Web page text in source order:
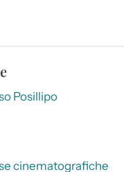
Posillipo
cinematografiche